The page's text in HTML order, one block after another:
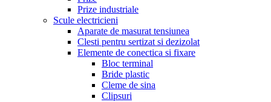
Prize industriale
Scule electricieni
Aparate de masurat tensiunea
Clesti pentru sertizat si dezizolat
Elemente de conectica si fixare
Bloc terminal
Bride plastic
Cleme de sina
Clipsuri